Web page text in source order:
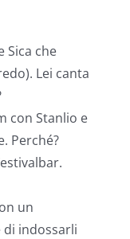
Sica che
Lei canta
con Stanlio e
Perché?
un
indossarli